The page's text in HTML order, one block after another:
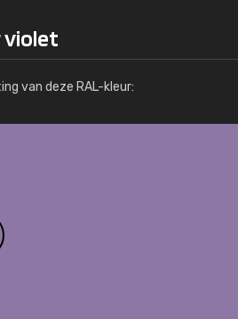
violet
van deze RAL-kleur: